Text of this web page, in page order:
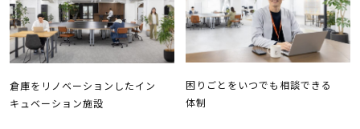
倉庫をリノベーションしたイン
キュベーション施設
困りごとをいつでも相談できる
体制